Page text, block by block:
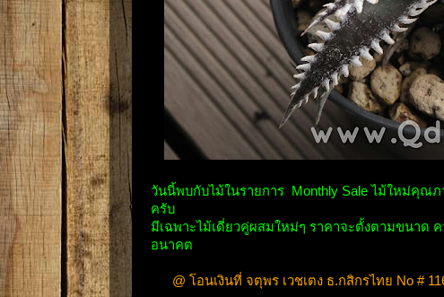
วันนี้พบกับไม้ในรายการ Monthly Sale ไม้ใหม่คุณ
ครับ
มีเฉพาะไม้เดี่ยวคู่ผสมใหม่ๆ ราคาจะตั้งตามขนาด
อนาคต
@ โอนเงินที่ จตุพร เวชเตง ธ.กสิกรไทย No #